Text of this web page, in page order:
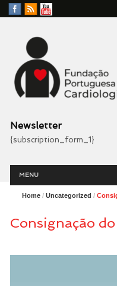
Facebook
RSS
YouTube
Newsletter
{subscription_form_1}
Menu
MENU
Home/ Uncategorized /
Consignação do